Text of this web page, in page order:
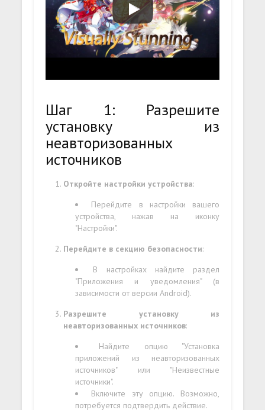
Шаг 1: Разрешите
установку из
неавторизованных
источников
Откройте настройки устройства:
Перейдите в настройки вашего
устройства, нажав на иконку
"Настройки".
Перейдите в секцию безопасности:
В настройках найдите раздел
"Приложения и уведомления" (в
зависимости от версии Android).
Разрешите установку из
неавторизованных источников:
Найдите опцию "Установка
приложений из неавторизованных
источников" или "Неизвестные
источники".
Включите эту опцию. Возможно,
потребуется подтвердить действие.